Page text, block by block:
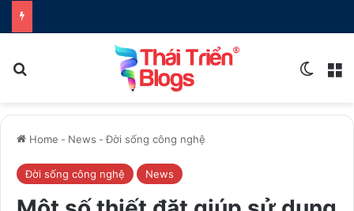
Home - News - Đời sống công nghệ
Đời sống công nghệ News